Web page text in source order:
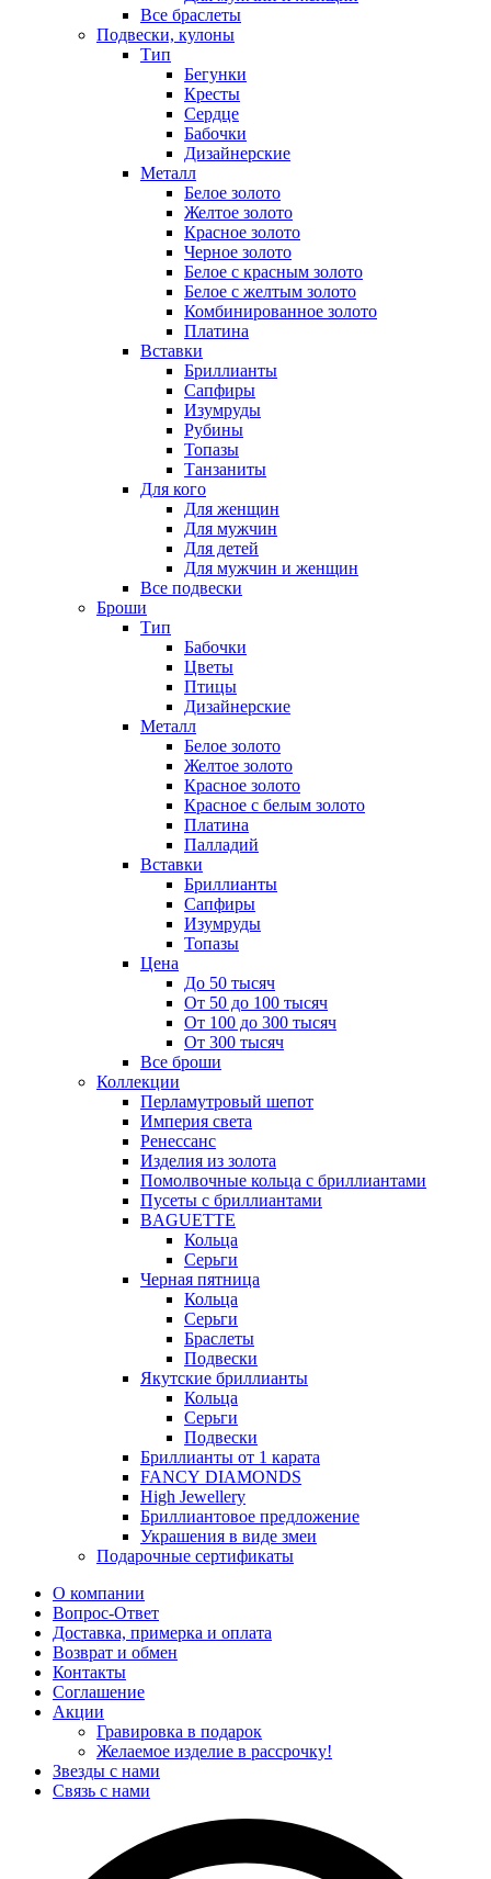
Все браслеты
Подвески, кулоны
Тип
Бегунки
Кресты
Сердце
Бабочки
Дизайнерские
Металл
Белое золото
Желтое золото
Красное золото
Черное золото
Белое с красным золото
Белое с желтым золото
Комбинированное золото
Платина
Вставки
Бриллианты
Сапфиры
Изумруды
Рубины
Топазы
Танзаниты
Для кого
Для женщин
Для мужчин
Для детей
Для мужчин и женщин
Все подвески
Броши
Тип
Бабочки
Цветы
Птицы
Дизайнерские
Металл
Белое золото
Желтое золото
Красное золото
Красное с белым золото
Платина
Палладий
Вставки
Бриллианты
Сапфиры
Изумруды
Топазы
Цена
До 50 тысяч
От 50 до 100 тысяч
От 100 до 300 тысяч
От 300 тысяч
Все броши
Коллекции
Перламутровый шепот
Империя света
Ренессанс
Изделия из золота
Помолвочные кольца с бриллиантами
Пусеты с бриллиантами
BAGUETTE
Кольца
Серьги
Черная пятница
Кольца
Серьги
Браслеты
Подвески
Якутские бриллианты
Кольца
Серьги
Подвески
Бриллианты от 1 карата
FANCY DIAMONDS
High Jewellery
Бриллиантовое предложение
Украшения в виде змеи
Подарочные сертификаты
О компании
Вопрос-Ответ
Доставка, примерка и оплата
Возврат и обмен
Контакты
Соглашение
Акции
Гравировка в подарок
Желаемое изделие в рассрочку!
Звезды с нами
Связь с нами